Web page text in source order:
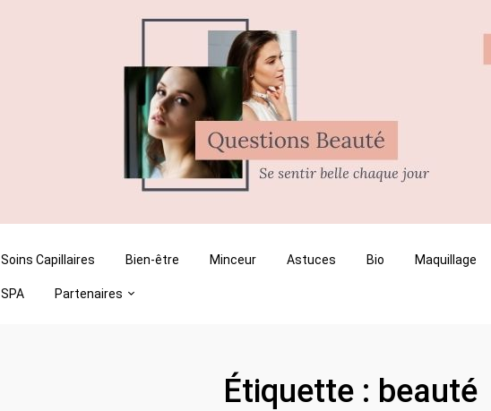
Soins Capillaires Bien-être Minceur Astuces Bio Maquillage
SPA Partenaires
Étiquette : beauté